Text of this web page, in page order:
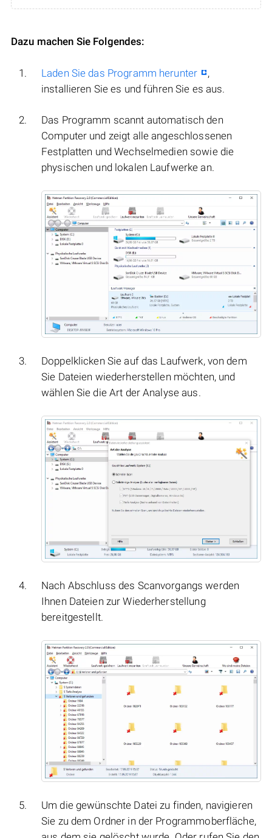
Dazu machen Sie Folgendes:
Laden Sie das Programm herunter
,
installieren Sie es und führen Sie es aus.
Das Programm scannt automatisch den
Computer und zeigt alle angeschlossenen
Festplatten und Wechselmedien sowie die
physischen und lokalen Laufwerke an.
Doppelklicken Sie auf das Laufwerk, von dem
Sie Dateien wiederherstellen möchten, und
wählen Sie die Art der Analyse aus.
Nach Abschluss des Scanvorgangs werden
Ihnen Dateien zur Wiederherstellung
bereitgestellt.
Um die gewünschte Datei zu finden, navigieren
Sie zu dem Ordner in der Programmoberfläche,